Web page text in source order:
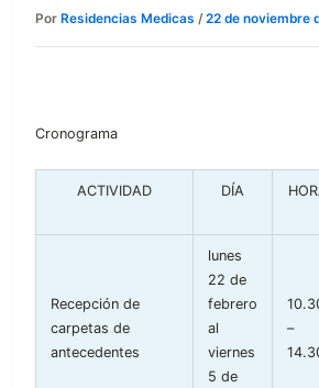
Por Residencias Medicas /22 de noviembre
Cronograma
ACTIVIDAD DÍA
Recepción de
carpetas de
antecedentes
lunes
22 de
febrero
al
viernes
5 de
–